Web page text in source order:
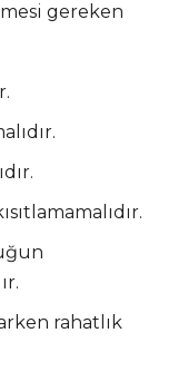
gereken
rahatlık